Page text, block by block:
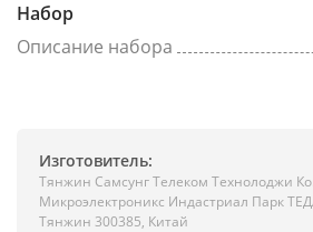
Набор
Описание набора
Изготовитель:
Тянжин Самсунг Телеком Технолоджи
Микроэлектроникс Индастриал Парк
Тянжин 300385, Китай